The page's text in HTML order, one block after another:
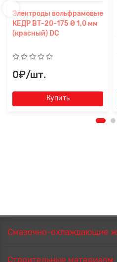
Электроды вольфрамовые
КЕДР ВТ-20-175 Ø 1,0 мм
(красный) DC
0₽/шт.
Купить
Смазочно-охлаждающие
Строительные материалы